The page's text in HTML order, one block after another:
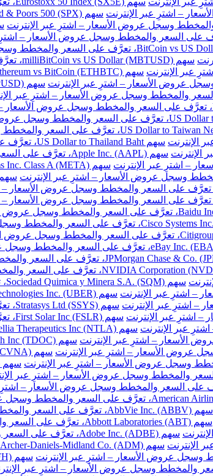
سهم milliBitCoin vs US Dollar (MBTUSD)، تعرَّف على السعر والمخطط وسجل عروض الأسعار – اشترِ عبر الإنترنت
سهم US Dollar to Thailand Baht، تعرَّف على السعر والمخطط وسجل عروض الأسعار – اشترِ عبر الإنترنت
سهم Apple Inc. (AAPL)، تعرَّف على السعر والمخطط وسجل عروض الأسعار – اشترِ عبر الإنترنت
سهم Sociedad Quimica y Minera S.A. (SQM)، تعرَّف على السعر والمخطط وسجل عروض الأسعار – اشترِ عبر الإنترنت
سهم Stratasys Ltd (SSYS)، تعرَّف على السعر والمخطط وسجل عروض الأسعار – اشترِ عبر الإنترنت
سهم First Solar Inc (FSLR)، تعرَّف على السعر والمخطط وسجل عروض الأسعار – اشترِ عبر الإنترنت
سهم AbbVie Inc. (ABBV)، تعرَّف على السعر والمخطط وسجل عروض الأسعار – اشترِ عبر الإنترنت
سهم Abbott Laboratories (ABT)، تعرَّف على السعر والمخطط وسجل عروض الأسعار – اشترِ عبر الإنترنت
سهم Adobe Inc. (ADBE)، تعرَّف على السعر والمخطط وسجل عروض الأسعار – اشترِ عبر الإنترنت